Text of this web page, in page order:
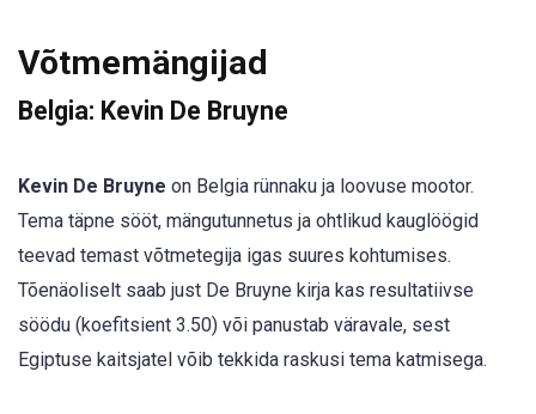
Võtmemängijad
Belgia: Kevin De Bruyne
Kevin De Bruyne on Belgia rünnaku ja loovuse mootor.
Tema täpne sööt, mängutunnetus ja ohtlikud kauglöögid
teevad temast võtmetegija igas suures kohtumises.
Tõenäoliselt saab just De Bruyne kirja kas resultatiivse
söödu (koefitsient 3.50) või panustab väravale, sest
Egiptuse kaitsjatel võib tekkida raskusi tema katmisega.